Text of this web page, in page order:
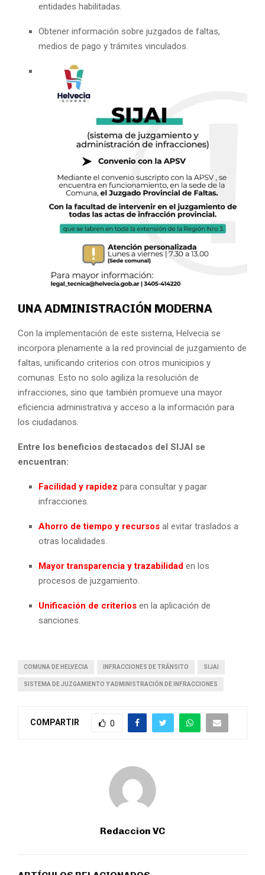
entidades habilitadas.
Obtener información sobre juzgados de faltas,
medios de pago y trámites vinculados.
UNA ADMINISTRACIÓN MODERNA
Con la implementación de este sistema, Helvecia se
incorpora plenamente a la red provincial de juzgamiento de
faltas, unificando criterios con otros municipios y
comunas. Esto no solo agiliza la resolución de
infracciones, sino que también promueve una mayor
eficiencia administrativa y acceso a la información para
los ciudadanos.
Entre los beneficios destacados del SIJAI se
encuentran:
Facilidad y rapidez para consultar y pagar
infracciones.
Ahorro de tiempo y recursos al evitar traslados a
otras localidades.
Mayor transparencia y trazabilidad en los
procesos de juzgamiento.
Unificación de criterios en la aplicación de
sanciones.
COMUNA DE HELVECIA INFRACCIONES DE TRÁNSITO SIJAI
SISTEMA DE JUZGAMIENTO Y ADMINISTRACIÓN DE INFRACCIONES
COMPARTIR 0
Redaccion VC